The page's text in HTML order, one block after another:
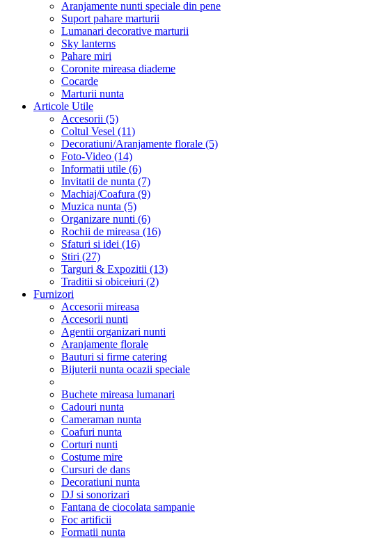
Aranjamente nunti speciale din pene
Suport pahare marturii
Lumanari decorative marturii
Sky lanterns
Pahare miri
Coronite mireasa diademe
Cocarde
Marturii nunta
Articole Utile
Accesorii (5)
Coltul Vesel (11)
Decoratiuni/Aranjamente florale (5)
Foto-Video (14)
Informatii utile (6)
Invitatii de nunta (7)
Machiaj/Coafura (9)
Muzica nunta (5)
Organizare nunti (6)
Rochii de mireasa (16)
Sfaturi si idei (16)
Stiri (27)
Targuri & Expozitii (13)
Traditii si obiceiuri (2)
Furnizori
Accesorii mireasa
Accesorii nunti
Agentii organizari nunti
Aranjamente florale
Bauturi si firme catering
Bijuterii nunta ocazii speciale
Buchete mireasa lumanari
Cadouri nunta
Cameraman nunta
Coafuri nunta
Corturi nunti
Costume mire
Cursuri de dans
Decoratiuni nunta
DJ si sonorizari
Fantana de ciocolata sampanie
Foc artificii
Formatii nunta